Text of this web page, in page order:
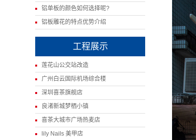
铝单板的颜色如何选择呢?
铝板雕花的特点优势介绍
工程展示
莲花山公交站改造
广州白云国际机场综合楼
深圳喜茶旗舰店
良渚新城梦栖小镇
喜茶大城市广场热麦店
lily Nails 美甲店